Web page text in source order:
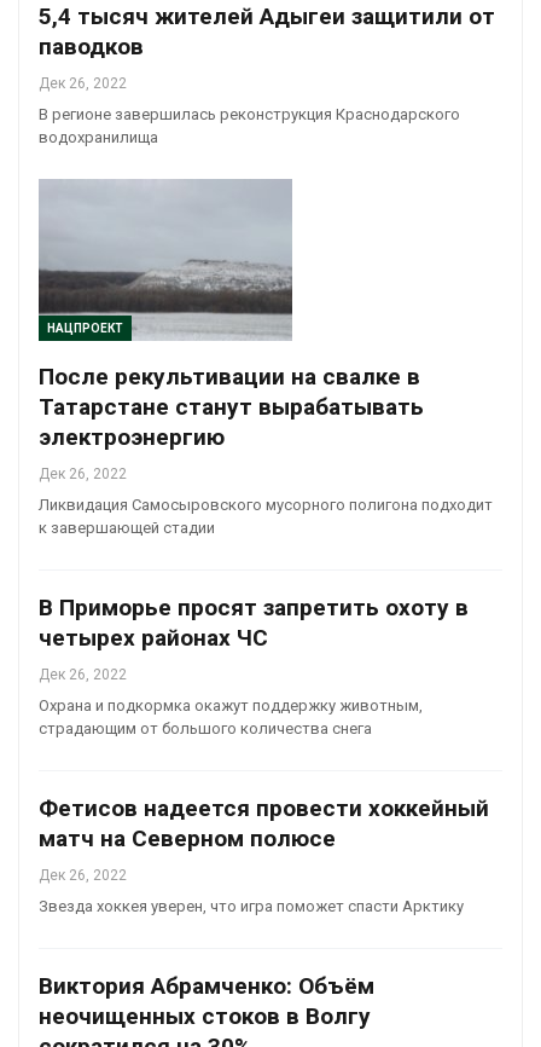
5,4 тысяч жителей Адыгеи защитили от
паводков
Дек 26, 2022
В регионе завершилась реконструкция Краснодарского
водохранилища
НАЦПРОЕКТ
После рекультивации на свалке в
Татарстане станут вырабатывать
электроэнергию
Дек 26, 2022
Ликвидация Самосыровского мусорного полигона подходит
к завершающей стадии
В Приморье просят запретить охоту в
четырех районах ЧС
Дек 26, 2022
Охрана и подкормка окажут поддержку животным,
страдающим от большого количества снега
Фетисов надеется провести хоккейный
матч на Северном полюсе
Дек 26, 2022
Звезда хоккея уверен, что игра поможет спасти Арктику
Виктория Абрамченко: Объём
неочищенных стоков в Волгу